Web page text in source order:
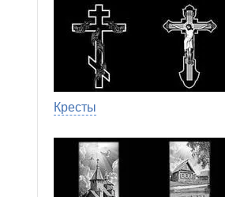
Кресты